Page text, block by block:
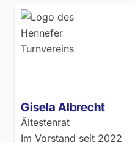
Gisela Albrecht
Ältestenrat
Im Vorstand seit 2022